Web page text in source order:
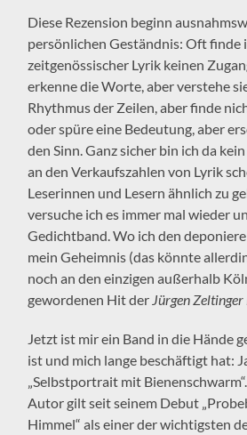
Diese Rezension beginn
persönlichen Geständnis: Oft finde
zeitgenössischer Lyrik keinen
erkenne die Worte, aber verstehe
Rhythmus der Zeilen, aber finde
oder spüre eine Bedeutung, aber
den Sinn. Ganz sicher bin ich da
an den Verkaufszahlen von Lyrik
Leserinnen und Lesern ähnlich zu
versuche ich es immer mal wieder
Gedichtband. Wo ich den
mein Geheimnis (das könnte
noch an den einzigen außerhalb
gewordenen Hit der Jürgen
Jetzt ist mir ein Band in die Hände
ist und mich lange beschäftigt hat:
„Selbstportrait mit
Autor gilt seit seinem Debut
Himmel“ als einer der wichtigsten